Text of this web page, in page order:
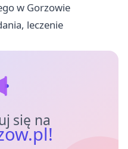
w Gorzowie
leczenie
się na